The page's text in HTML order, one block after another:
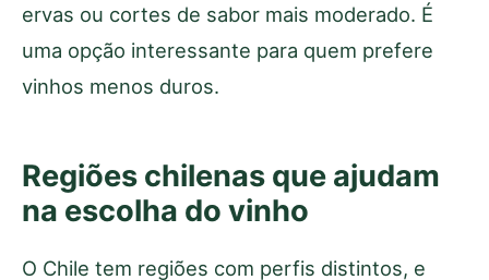
ervas ou cortes de sabor mais moderado. É
uma opção interessante para quem prefere
vinhos menos duros.
Regiões chilenas que ajudam
na escolha do vinho
O Chile tem regiões com perfis distintos, e